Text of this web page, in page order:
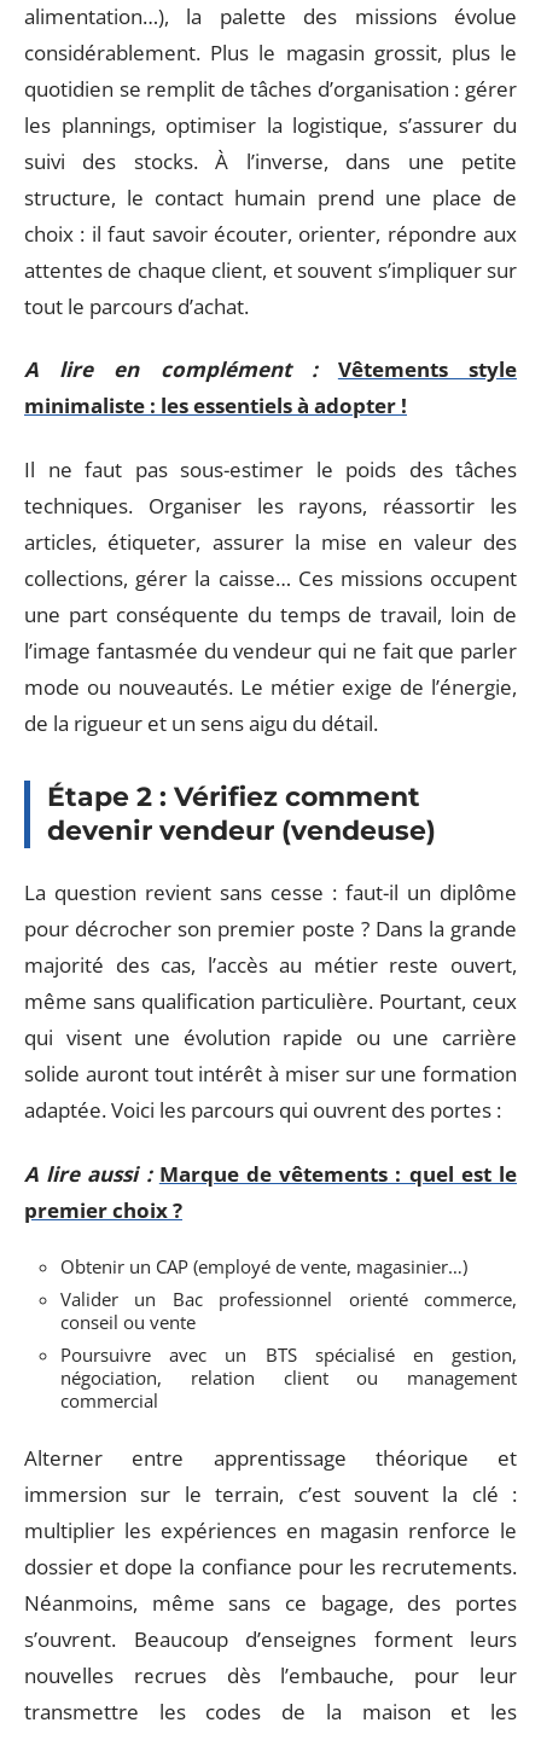
alimentation…), la palette des missions évolue
considérablement. Plus le magasin grossit, plus le
quotidien se remplit de tâches d’organisation : gérer
les plannings, optimiser la logistique, s’assurer du
suivi des stocks. À l’inverse, dans une petite
structure, le contact humain prend une place de
choix : il faut savoir écouter, orienter, répondre aux
attentes de chaque client, et souvent s’impliquer sur
tout le parcours d’achat.
A lire en complément :
Vêtements style
minimaliste : les essentiels à adopter !
Il ne faut pas sous-estimer le poids des tâches
techniques. Organiser les rayons, réassortir les
articles, étiqueter, assurer la mise en valeur des
collections, gérer la caisse… Ces missions occupent
une part conséquente du temps de travail, loin de
l’image fantasmée du vendeur qui ne fait que parler
mode ou nouveautés. Le métier exige de l’énergie,
de la rigueur et un sens aigu du détail.
Étape 2 : Vérifiez comment
devenir vendeur (vendeuse)
La question revient sans cesse : faut-il un diplôme
pour décrocher son premier poste ? Dans la grande
majorité des cas, l’accès au métier reste ouvert,
même sans qualification particulière. Pourtant, ceux
qui visent une évolution rapide ou une carrière
solide auront tout intérêt à miser sur une formation
adaptée. Voici les parcours qui ouvrent des portes :
A lire aussi : Marque de vêtements : quel est le
premier choix ?
Obtenir un CAP (employé de vente, magasinier…)
Valider un Bac professionnel orienté commerce,
conseil ou vente
Poursuivre avec un BTS spécialisé en gestion,
négociation, relation client ou management
commercial
Alterner entre apprentissage théorique et
immersion sur le terrain, c’est souvent la clé :
multiplier les expériences en magasin renforce le
dossier et dope la confiance pour les recrutements.
Néanmoins, même sans ce bagage, des portes
s’ouvrent. Beaucoup d’enseignes forment leurs
nouvelles recrues dès l’embauche, pour leur
transmettre les codes de la maison et les